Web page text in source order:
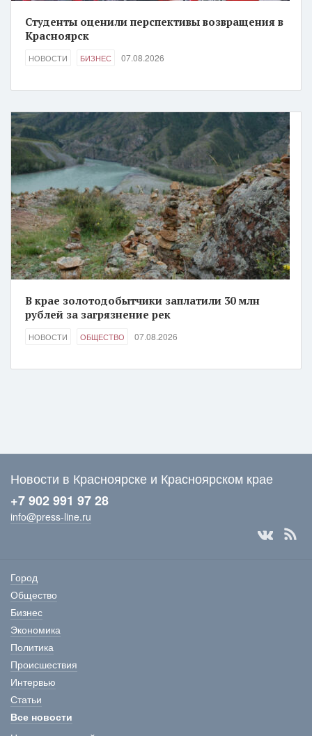
Студенты оценили перспективы возвращения в
Красноярск
НОВОСТИ БИЗНЕС 07.08.2026
В крае золотодобытчики заплатили 30 млн
рублей за загрязнение рек
НОВОСТИ ОБЩЕСТВО 07.08.2026
Новости в Красноярске и Красноярском крае
+7 902 991 97 28
info@press-line.ru
Город
Общество
Бизнес
Экономика
Политика
Происшествия
Интервью
Статьи
Все новости